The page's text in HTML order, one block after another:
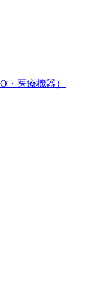
・医療機器）